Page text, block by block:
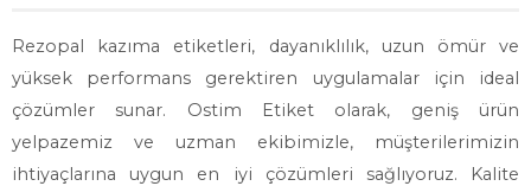
Rezopal kazıma etiketleri, dayanıklılık, uzun ömür ve
yüksek performans gerektiren uygulamalar için ideal
çözümler sunar. Ostim Etiket olarak, geniş ürün
yelpazemiz ve uzman ekibimizle, müşterilerimizin
ihtiyaçlarına uygun en iyi çözümleri sağlıyoruz. Kalite